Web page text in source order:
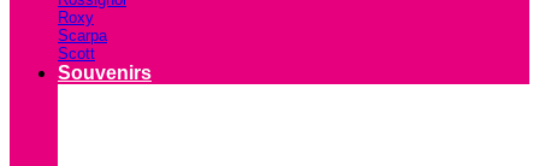
Roxy
Scarpa
Scott
Souvenirs